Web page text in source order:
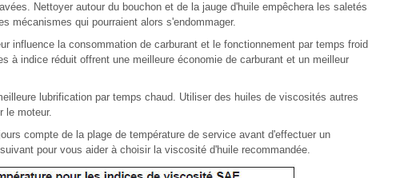
Nettoyer autour du bouchon et de la jauge d'huile empêchera les saletés
mécanismes qui pourraient alors s'endommager.
influence la consommation de carburant et le fonctionnement par temps froid
à indice réduit offrent une meilleure économie de carburant et un meilleur
lubrification par temps chaud. Utiliser des huiles de viscosités autres
le moteur.
compte de la plage de température de service avant d'effectuer un
pour vous aider à choisir la viscosité d'huile recommandée.